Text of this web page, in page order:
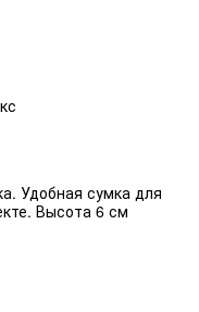
Удобная сумка для
Высота 6 см